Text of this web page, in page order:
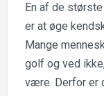
En af de
er at øge
Mange
golf og ved
være. Derfor er